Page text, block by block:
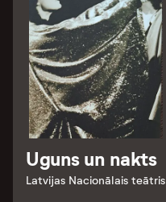
Uguns un nakts
Latvijas Nacionālais teātris